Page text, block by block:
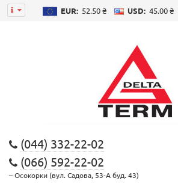
EUR: 52.50 ₴ USD: 45.00 ₴
(044) 332-22-02
(066) 592-22-02
– Осокорки (вул. Садова, 53-А буд. 43)